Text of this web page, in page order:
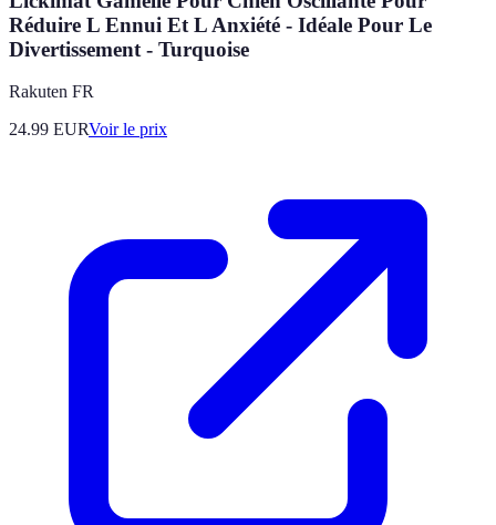
Réduire L Ennui Et L Anxiété - Idéale Pour Le
Divertissement - Turquoise
Rakuten FR
24.99 EURVoir le prix